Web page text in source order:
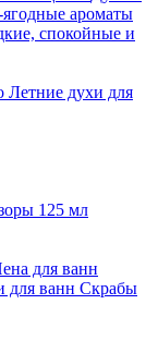
ароматы
спокойные и
Летние духи для
125 мл
для ванн
для ванн Скрабы